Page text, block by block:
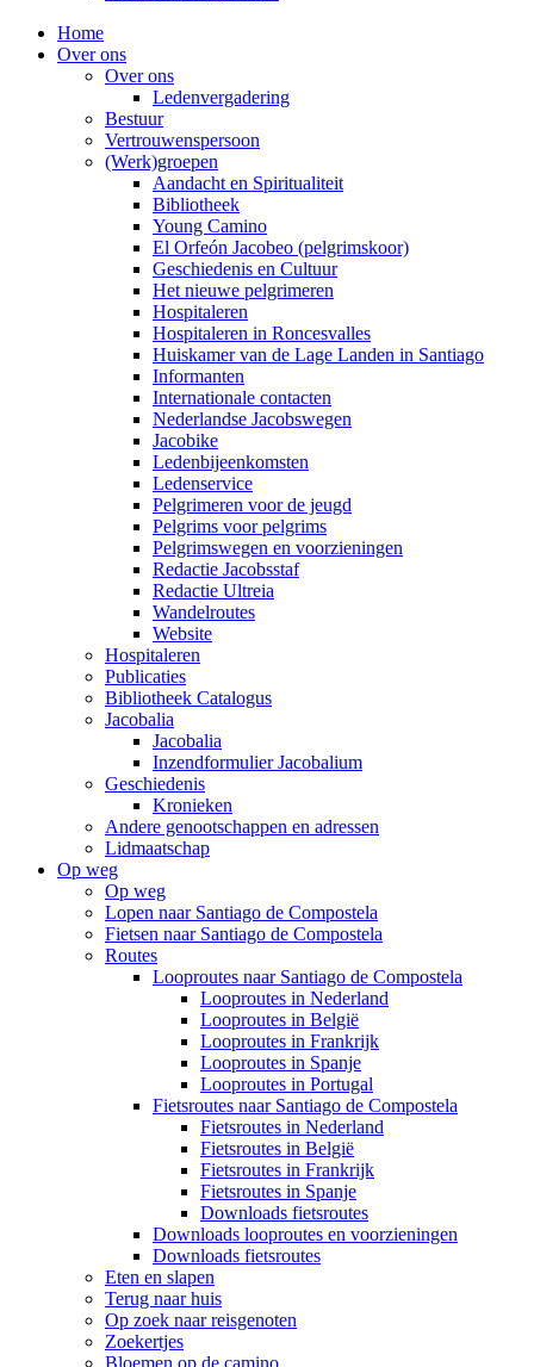
Home
Over ons
Over ons
Ledenvergadering
Bestuur
Vertrouwenspersoon
(Werk)groepen
Aandacht en Spiritualiteit
Bibliotheek
Young Camino
El Orfeón Jacobeo (pelgrimskoor)
Geschiedenis en Cultuur
Het nieuwe pelgrimeren
Hospitaleren
Hospitaleren in Roncesvalles
Huiskamer van de Lage Landen in Santiago
Informanten
Internationale contacten
Nederlandse Jacobswegen
Jacobike
Ledenbijeenkomsten
Ledenservice
Pelgrimeren voor de jeugd
Pelgrims voor pelgrims
Pelgrimswegen en voorzieningen
Redactie Jacobsstaf
Redactie Ultreia
Wandelroutes
Website
Hospitaleren
Publicaties
Bibliotheek Catalogus
Jacobalia
Jacobalia
Inzendformulier Jacobalium
Geschiedenis
Kronieken
Andere genootschappen en adressen
Lidmaatschap
Op weg
Op weg
Lopen naar Santiago de Compostela
Fietsen naar Santiago de Compostela
Routes
Looproutes naar Santiago de Compostela
Looproutes in Nederland
Looproutes in België
Looproutes in Frankrijk
Looproutes in Spanje
Looproutes in Portugal
Fietsroutes naar Santiago de Compostela
Fietsroutes in Nederland
Fietsroutes in België
Fietsroutes in Frankrijk
Fietsroutes in Spanje
Downloads fietsroutes
Downloads looproutes en voorzieningen
Downloads fietsroutes
Eten en slapen
Terug naar huis
Op zoek naar reisgenoten
Zoekertjes
Bloemen op de camino